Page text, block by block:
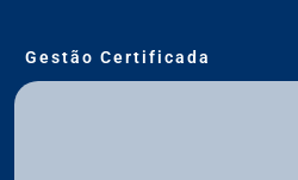
Gestão Certificada